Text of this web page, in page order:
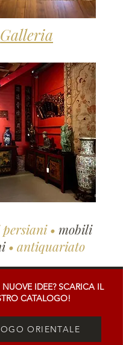
Galleria
• mobili
• antiquariato
IDEE? SCARICA IL
CATALOGO!
ORIENTALE